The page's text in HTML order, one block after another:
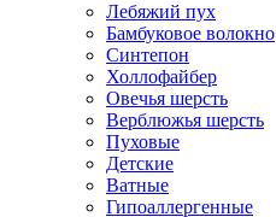
Лебяжий пух
Бамбуковое волокно
Синтепон
Холлофайбер
Овечья шерсть
Верблюжья шерсть
Пуховые
Детские
Ватные
Гипоаллергенные